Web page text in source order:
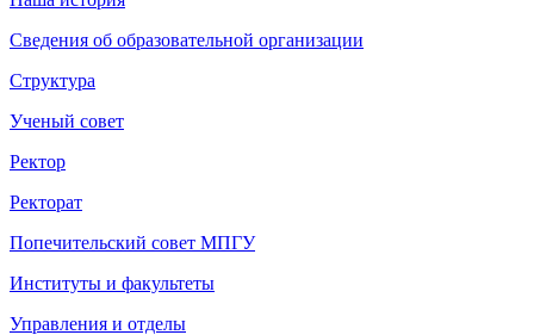
Сведения об образовательной организации
Структура
Ученый совет
Ректор
Ректорат
Попечительский совет МПГУ
Институты и факультеты
Управления и отделы